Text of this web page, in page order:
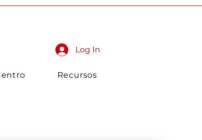
Log In
Recursos